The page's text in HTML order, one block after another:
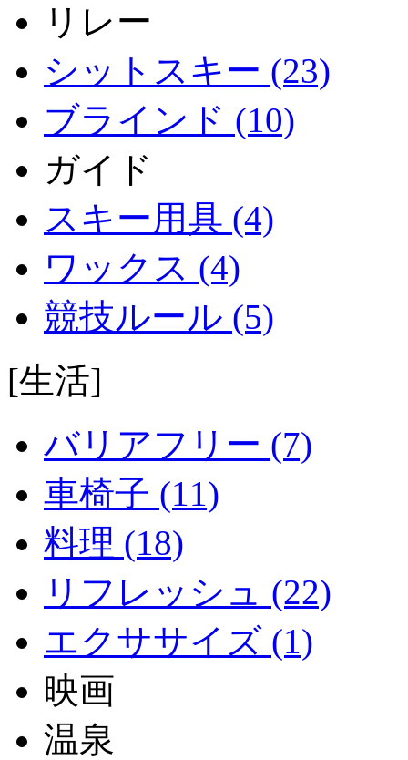
リレー
シットスキー (23)
ブラインド (10)
ガイド
スキー用具 (4)
ワックス (4)
競技ルール (5)
[生活]
バリアフリー (7)
車椅子 (11)
料理 (18)
リフレッシュ (22)
エクササイズ (1)
映画
温泉